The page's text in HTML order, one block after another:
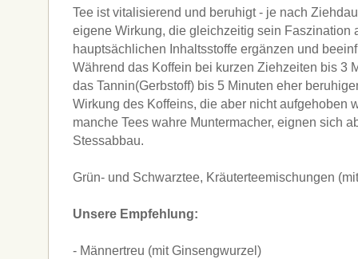
Tee ist vitalisierend und beruhigt - je nach
eigene Wirkung, die gleichzeitig sein Faszination
hauptsächlichen Inhaltsstoffe ergänzen und
Während das Koffein bei kurzen Ziehzeiten bis 3
das Tannin(Gerbstoff) bis 5 Minuten eher
Wirkung des Koffeins, die aber nicht aufgehoben
manche Tees wahre Muntermacher, eignen sich
Stessabbau.
Grün- und Schwarztee, Kräuterteemischungen
Unsere Empfehlung:
- Männertreu (mit Ginsengwurzel)